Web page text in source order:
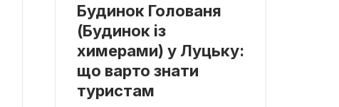
Будинок Голованя
(Будинок із
химерами) у Луцьку:
що варто знати
туристам